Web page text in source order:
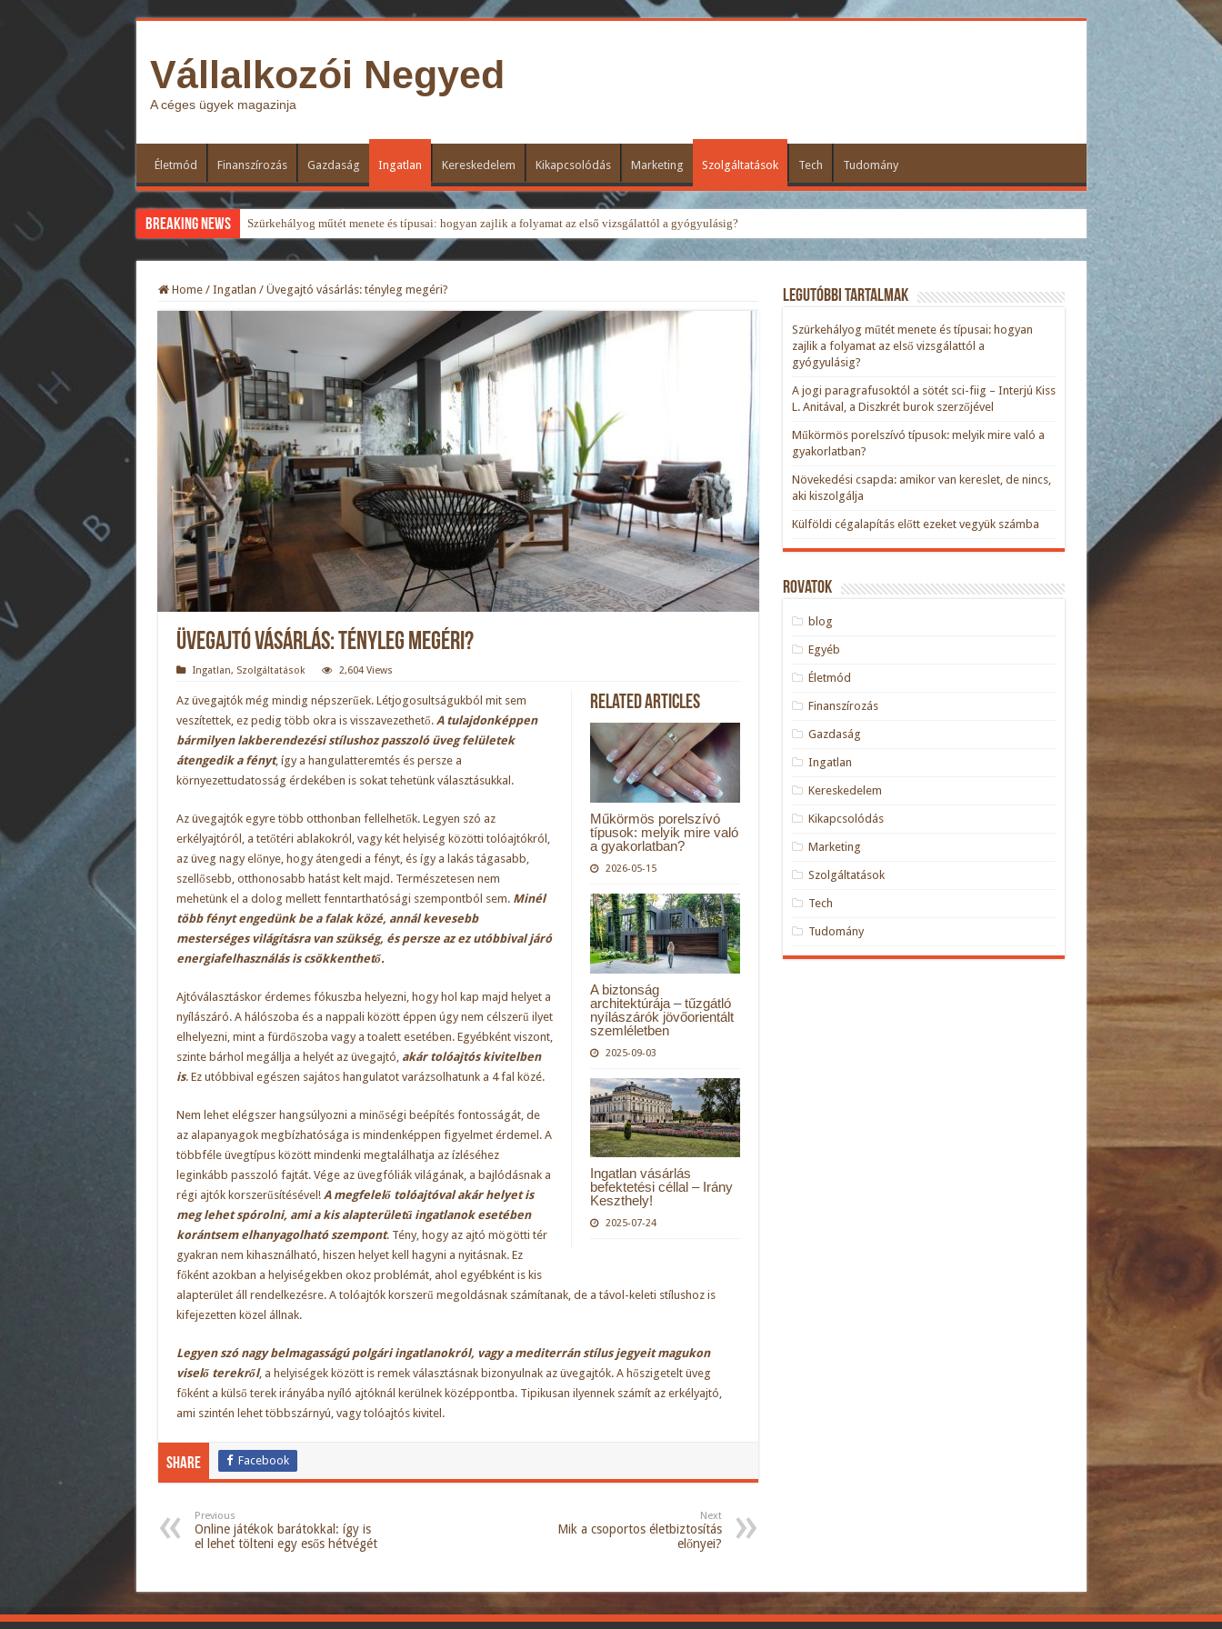
Vállalkozói Negyed
A céges ügyek magazinja
Életmód Finanszírozás Gazdaság Ingatlan Kereskedelem Kikapcsolódás Marketing Szolgáltatások Tech Tudomány
Breaking News Szürkehályog műtét menete és típusai: hogyan zajlik a folyamat az első vizsgálattól a gyógyulásig?
Home / Ingatlan / Üvegajtó vásárlás: tényleg megéri?
Üvegajtó vásárlás: tényleg megéri?
Ingatlan, Szolgáltatások 2,604 Views
Related Articles
Műkörmös porelszívó
típusok: melyik mire való
a gyakorlatban?
2026-05-15
A biztonság
architektúrája – tűzgátló
nyílászárók jövőorientált
szemléletben
2025-09-03
Ingatlan vásárlás
befektetési céllal – Irány
Keszthely!
2025-07-24
Az üvegajtók még mindig népszerűek. Létjogosultságukból mit sem
veszítettek, ez pedig több okra is visszavezethető. A tulajdonképpen
bármilyen lakberendezési stílushoz passzoló üveg felületek
átengedik a fényt, így a hangulatteremtés és persze a
környezettudatosság érdekében is sokat tehetünk választásukkal.
Az üvegajtókegyre több otthonban fellelhetők. Legyen szó az
erkélyajtóról, a tetőtéri ablakokról, vagy két helyiség közötti tolóajtókról,
az üveg nagy előnye, hogy átengedi a fényt, és így a lakás tágasabb,
szellősebb, otthonosabb hatást kelt majd. Természetesen nem
mehetünk el a dolog mellett fenntarthatósági szempontból sem. Minél
több fényt engedünk be a falak közé, annál kevesebb
mesterséges világításra van szükség, és persze az ez utóbbival járó
energiafelhasználás is csökkenthető.
Ajtóválasztáskor érdemes fókuszba helyezni, hogy hol kap majd helyet a
nyílászáró. A hálószoba és a nappali között éppen úgy nem célszerű ilyet
elhelyezni, mint a fürdőszoba vagy a toalett esetében. Egyébként viszont,
szinte bárhol megállja a helyét az üvegajtó, akár tolóajtós kivitelben
is. Ez utóbbival egészen sajátos hangulatot varázsolhatunk a 4 fal közé.
Nem lehet elégszer hangsúlyozni a minőségi beépítés fontosságát, de
az alapanyagok megbízhatósága is mindenképpen figyelmet érdemel. A
többféle üvegtípus között mindenki megtalálhatja az ízléséhez
leginkább passzoló fajtát. Vége az üvegfóliák világának, a bajlódásnak a
régi ajtók korszerűsítésével! A megfelelő tolóajtóval akár helyet is
meg lehet spórolni, ami a kis alapterületű ingatlanok esetében
korántsem elhanyagolható szempont. Tény, hogy az ajtó mögötti tér
gyakran nem kihasználható, hiszen helyet kell hagyni a nyitásnak. Ez
főként azokban a helyiségekben okoz problémát, ahol egyébként is kis
alapterület áll rendelkezésre. A tolóajtók korszerű megoldásnak számítanak, de a távol-keleti stílushoz is
kifejezetten közel állnak.
Legyen szó nagy belmagasságú polgári ingatlanokról, vagy a mediterrán stílus jegyeit magukon
viselő terekről, a helyiségek között is remek választásnak bizonyulnak az üvegajtók. A hőszigetelt üveg
főként a külső terek irányába nyíló ajtóknál kerülnek középpontba. Tipikusan ilyennek számít az erkélyajtó,
ami szintén lehet többszárnyú, vagy tolóajtós kivitel.
Share Facebook
Previous
Online játékok barátokkal: így is
el lehet tölteni egy esős hétvégét
Next
Mik a csoportos életbiztosítás
előnyei?
Legutóbbi tartalmak
Szürkehályog műtét menete és típusai: hogyan
zajlik a folyamat az első vizsgálattól a
gyógyulásig?
A jogi paragrafusoktól a sötét sci-fiig – Interjú Kiss
L. Anitával, a Diszkrét burok szerzőjével
Műkörmös porelszívó típusok: melyik mire való a
gyakorlatban?
Növekedési csapda: amikor van kereslet, de nincs,
aki kiszolgálja
Külföldi cégalapítás előtt ezeket vegyük számba
Rovatok
blog
Egyéb
Életmód
Finanszírozás
Gazdaság
Ingatlan
Kereskedelem
Kikapcsolódás
Marketing
Szolgáltatások
Tech
Tudomány